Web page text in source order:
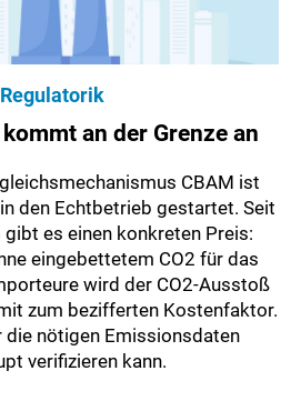
Regulatorik
an der Grenze an
CBAM ist
den Echtbetrieb gestartet. Seit
es einen konkreten Preis:
eingebettetem CO2 für das
wird der CO2-Ausstoß
zum bezifferten Kostenfaktor.
die nötigen Emissionsdaten
verifizieren kann.